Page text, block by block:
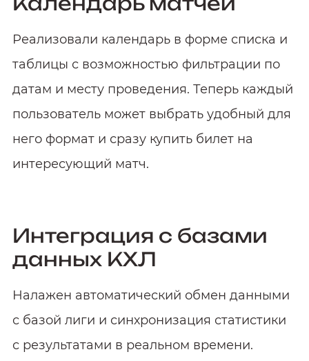
Реализовали календарь в форме списка и
таблицы с возможностью фильтрации по
датам и месту проведения. Теперь каждый
пользователь может выбрать удобный для
него формат и сразу купить билет на
интересующий матч.
Интеграция с базами
данных КХЛ
Налажен автоматический обмен данными
с базой лиги и синхронизация статистики
с результатами в реальном времени.